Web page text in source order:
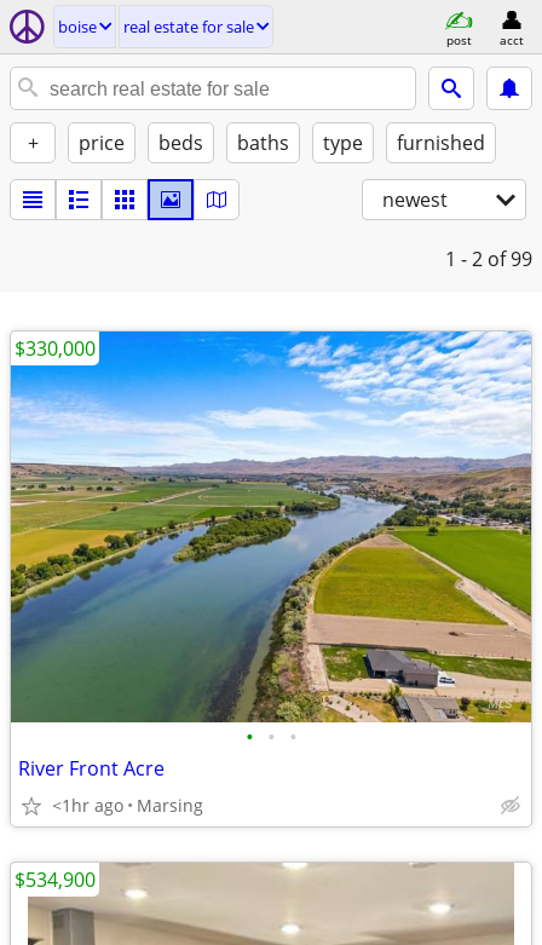
boise real estate for sale
post acct
+ price beds baths type furnished
newest
1 - 2 of 99
• • •
River Front Acre
<1hr ago Marsing
$330,000
$534,900